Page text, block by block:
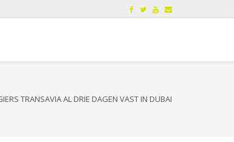
TRANSAVIA AL DRIE DAGEN VAST IN DUBAI